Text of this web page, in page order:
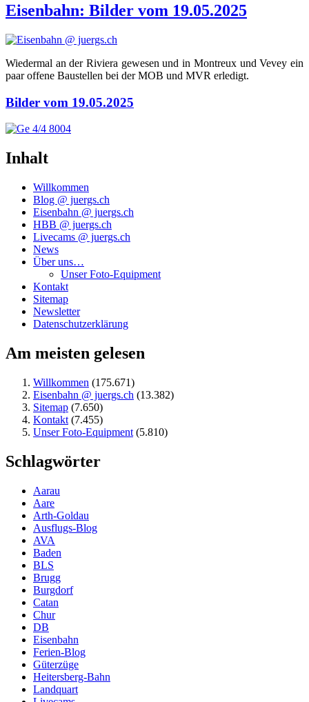
Eisenbahn: Bilder vom 19.05.2025
Wie­der­mal an der Rivie­ra gewe­sen und in Mon­treux und Vevey ein
paar offe­ne Bau­stel­len bei der MOB und MVR erledigt.
Bilder vom 19.05.2025
Inhalt
Willkommen
Blog @ juergs.ch
Eisenbahn @ juergs.ch
HBB @ juergs.ch
Livecams @ juergs.ch
News
Über uns…
Unser Foto-Equipment
Kontakt
Sitemap
Newsletter
Datenschutzerklärung
Am meisten gelesen
Willkommen (175.671)
Eisenbahn @ juergs.ch (13.382)
Sitemap (7.650)
Kontakt (7.455)
Unser Foto-Equipment (5.810)
Schlagwörter
Aarau
Aare
Arth-Goldau
Ausflugs-Blog
AVA
Baden
BLS
Brugg
Burgdorf
Catan
Chur
DB
Eisenbahn
Ferien-Blog
Güterzüge
Heitersberg-Bahn
Landquart